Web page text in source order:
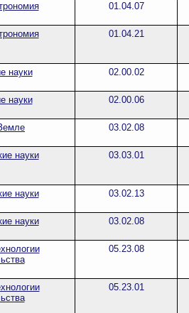
01.04.07
01.04.21
науки 02.00.02
науки 02.00.06
03.02.08
науки 03.03.01
науки 03.02.13
науки 03.02.08
05.23.08
05.23.01